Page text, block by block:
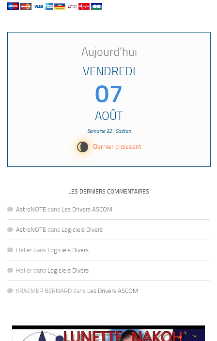
Aujourd'hui
VENDREDI
07
AOÛT
Semaine 32 | Gaétan
V Dernier croissant
LES DERNIERS COMMENTAIRES
AstroNOTE dans Les Drivers ASCOM
AstroNOTE dans Logiciels Divers
Heller dans Logiciels Divers
Heller dans Logiciels Divers
KRAEMER BERNARD dans Les Drivers ASCOM